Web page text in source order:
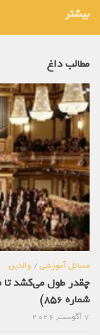
بیشتر
مطالب داغ
مسائل آموزشی/والدین
چقدر طول می‌کشد تا
شماره 856)